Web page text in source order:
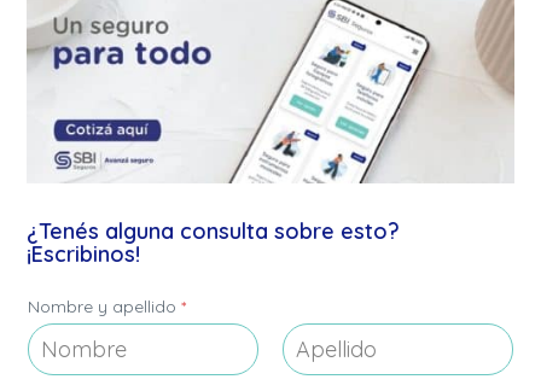
¿Tenés alguna consulta sobre esto?
¡Escribinos!
C
o
r
Nombre y apellido*